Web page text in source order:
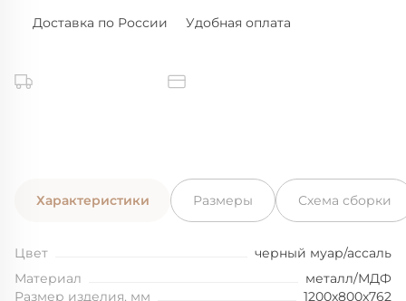
Доставка по России Удобная оплата
Характеристики Размеры Схема сборки
Цвет
черный муар/ассаль
Материал
металл/МДФ
Размер изделия, мм
1200x800x762